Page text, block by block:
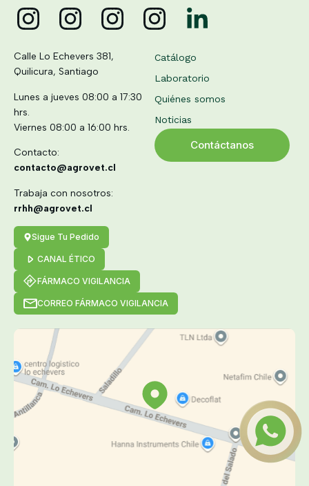
Calle Lo Echevers 381,
Quilicura, Santiago
Lunes a jueves 08:00 a 17:30
hrs.
Viernes 08:00 a 16:00 hrs.
Contacto:
contacto@agrovet.cl
Trabaja con nosotros:
rrhh@agrovet.cl
Sigue Tu Pedido
Catálogo
Laboratorio
Quiénes somos
Noticias
Contáctanos
CANAL ÉTICO
FÁRMACO VIGILANCIA
CORREO FÁRMACO VIGILANCIA